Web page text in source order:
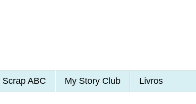
Scrap ABC My Story Club Livros